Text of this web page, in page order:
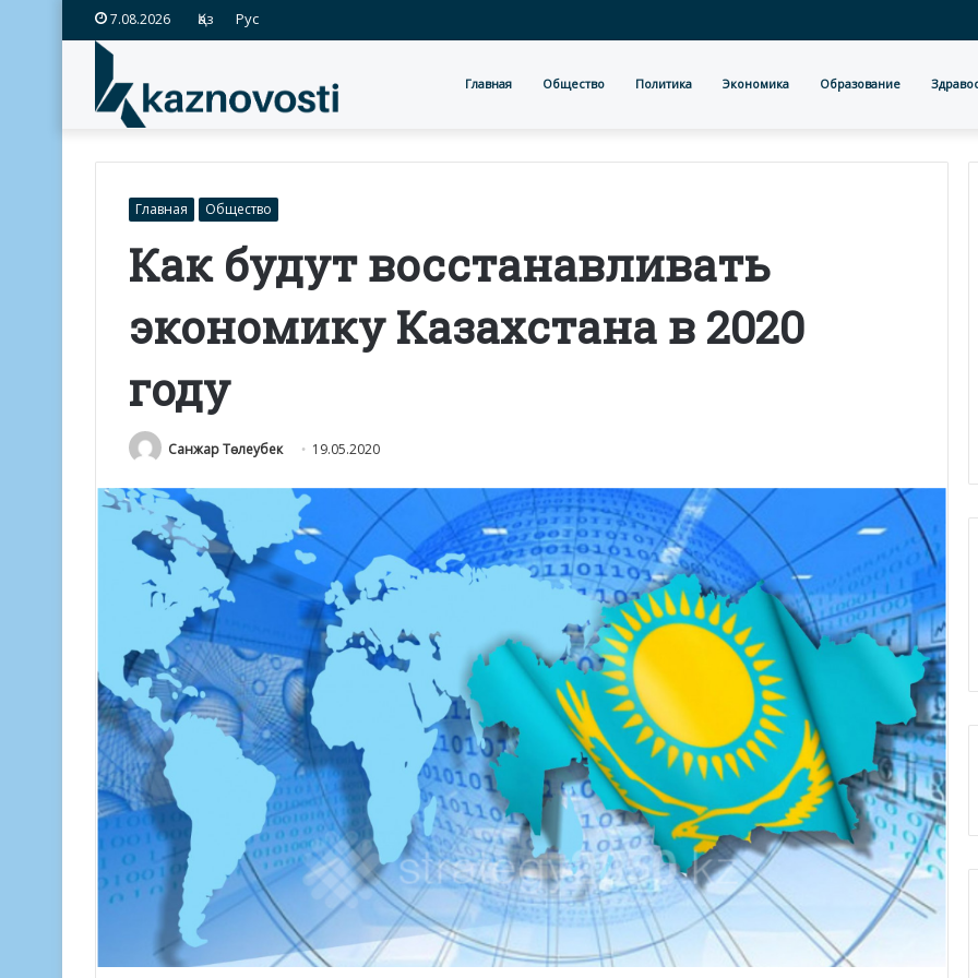
7.08.2026 Қаз Рус
Главная Общество Политика Экономика Образование
Главная Общество
Как будут восстанавливать
экономику Казахстана в 2020
году
Санжар Төлеубек 19.05.2020